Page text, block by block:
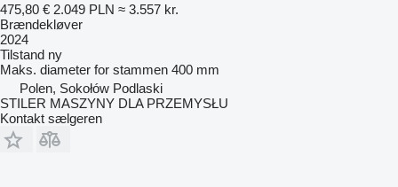
475,80 € 2.049 PLN ≈ 3.557 kr.
Brændekløver
2024
Tilstand ny
Maks. diameter for stammen 400 mm
Polen, Sokołów Podlaski
STILER MASZYNY DLA PRZEMYSŁU
Kontakt sælgeren